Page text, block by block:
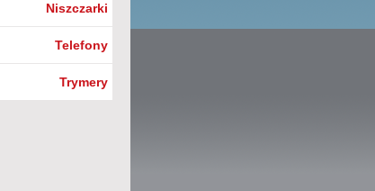
Niszczarki
Telefony
Trymery